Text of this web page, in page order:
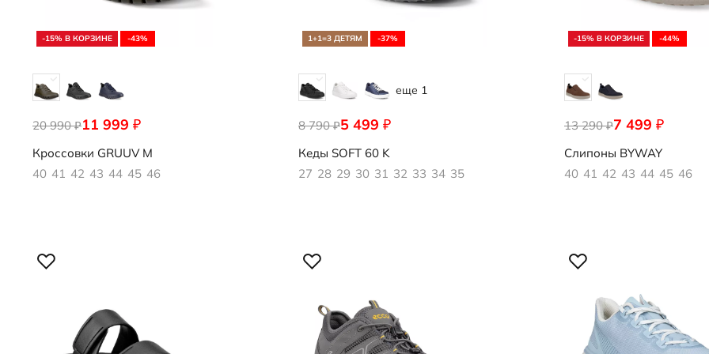
-15% В КОРЗИНЕ -43%
11 999 ₽
20 990₽
525224/01543
Кроссовки GRUUV M
40 41 42 43 44 45 46
1+1=3 ДЕТЯМ -37%
еще 1
5 499 ₽
8 790₽
713842/01001
Кеды SOFT 60 K
27 28 29 30 31 32 33 34 35
-15% В КОРЗИНЕ -44%
7 499 ₽
13 290₽
501654/02482
Слипоны BYWAY
40 41 42 43 44 45 46